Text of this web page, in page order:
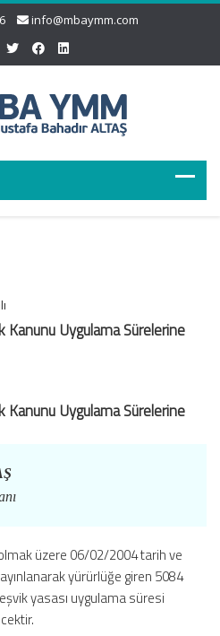
info@mbaymm.com
Kanunu Uygulama Sürelerine
Kanunu Uygulama Sürelerine
üzere 06/02/2004 tarih ve
yürürlüğe giren 5084
yasası uygulama süresi